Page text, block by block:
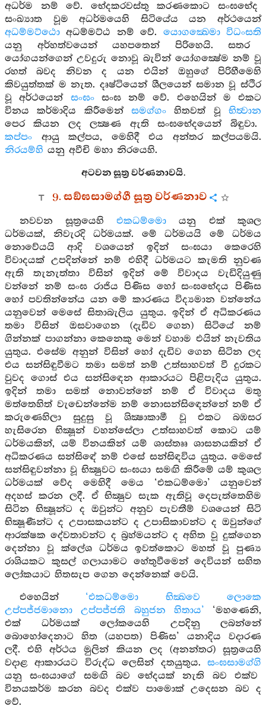
අධර්ම නම් වේ. භේදකරවස්තු කරණකොට සංඝභේද
සංඛ්‍යාත වූම අධර්මයෙහි සිටියේය යන අර්ථයෙන්
අධම්මට්ඨො අධම්මට්ඨ නම් වේ. යොගක්‍ඛෙමා විධංසති
යනු අර්හත්වයෙන් යහපතෙන් පිරිහෙයි. සතර
යෝගයන්ගෙන් උවදුරු නොවූ බැවින් යෝගක්‍ෂේම නම් වූ
රහත් බවද නිවන ද යන එයින් ඔහුගේ පිරිහීමෙහි
කිවයුත්තක් ම නැත. දෘෂ්ටියෙන් ශීලයෙන් සමාන වූ ස්ථිර
වූ අර්ථයෙන් සංඝංසංඝ නම් වේ. එහෙයින් ම එකට
විනය කර්මාදිය කිරීමෙන් සමග්ගං හිතවත් වූ භිත්‍වාන
පෙර කියන ලද ලක්‍ෂණ ඇති සංඝභේදයෙන් බිඳුවා.
කප්පං ආයු කල්පය, මෙහිදී එය අන්තර කල්පයමයි.
නිරයම්හි යනු අවීචි මහා නිරයෙහි.
අටවන සූත්‍ර වර්ණනාවයි.
9. සඞ්ඝසාමග්ගී සූත්‍ර වර්ණනාව
නවවන සූත්‍රයෙහිඑකධම්මො යනු එක් කුශල
ධර්මයක්, නිවැරදි ධර්මයක්. මේ ධර්මයයි මේ ධර්මය
නොවේයයි ආදි වශයෙන් ඉදින් සංඝයා කෙරෙහි
විවාදයක් උපදින්නේ නම් එහිදී ධර්මයට කැමති නුවණ
ඇති තැනැත්තා විසින් ඉදින් මේ විවාදය වැඩිදියුණු
වන්නේ නම් සංඝ රාජිය පිණිස හෝ සංඝභේදය පිණිස
හෝ පවතින්නේය යන මේ කාරණය විද්‍යමාන වන්නේය
යනුවෙන් මෙසේ සිතාබැලිය යුතුය. ඉදින් ඒ අධිකරණය
තමා විසින් ඔසවාගෙන (දැඩිව ගෙන) සිටියේ නම්
ගින්නක් පාගන්නා කෙනෙකු මෙන් වහාම එයින් නැවතිය
යුතුය. එසේම අනුන් විසින් හෝ දැඩිව ගෙන සිටින ලද
එය සන්සිඳුවීමට තමා සමත් නම් උත්සාහවත් වී දුරකට
වුවද ගොස් එය සන්සිඳෙන ආකාරයට පිළිපැදිය යුතුය.
ඉදින් තමා සමත් නොවන්නේ නම් ඒ විවාදය මතු
මත්තෙහිත් වැඩෙන්නේම නම් නොසන්සිඳෙන්නේ නම් ඒ
කරුණෙහිලා සුදුසු වූ ශික්‍ෂාකාමී වූ එකට බඹසර
හැසිරෙන භික්‍ෂූන් වහන්සේලා උත්සාහවත් කොට යම්
ධර්මයකින්, යම් විනයකින් යම් ශාස්තෲ ශාසනයකින් ඒ
අධිකරණය සන්සිඳේ නම් එසේ සන්සිඳවිය යුතුය. මෙසේ
සන්සිඳුවන්නා වූ භික්‍ෂුවට සංඝයා සමඟි කිරීමේ යම් කුශල
ධර්මයක් වේද මෙහිදී මෙය ‘එකධම්මො’ යනුවෙන්
අදහස් කරන ලදී. ඒ භික්‍ෂුව සැක ඇතිවූ දෙපැත්තෙහිම
සිටින භික්‍ෂූන්ට ද ඔවුන්ට අනුව පැවතීම් වශයෙන් සිටි
භික්‍ෂූණීන්ට ද උපාසකයන්ට ද උපාසිකාවන්ට ද ඔවුන්ගේ
ආරක්ෂක දේවතාවන්ට ද බ්‍රහ්මයන්ට ද අහිත වූ දුක්ගෙන
දෙන්නා වූ ක්ලේශ ධර්මය ඉවත්කොට මහත් වූ පුණ්‍ය
රාශියකට කුසල් ගලායාමට හේතුවීමෙන් දෙවියන් සහිත
ලෝකයාට හිතසැප ගෙන දෙන්නෙක් වෙයි.
එහෙයින් ‘එකධම්මො භික්‍ඛවෙ ලොකෙ
උප්පජ්ජමානො උප්පජ්ජති බහුජන හිතාය’ ‘මහණෙනි,
එක් ධර්මයක් ලෝකයෙහි උපදිනු ලබන්නේ
බොහෝදෙනාට හිත (යහපත) පිණිස’ යනාදිය වදාරණ
ලදී. එහි අර්ථය මුලින් කියන ලද (අනන්තර) සූත්‍රයෙහි
වදාළ ආකාරයට විරුද්ධ ලෙසින් දතයුතුය. සංඝසාමග්ගි
යනු සංඝයාගේ සමඟි බව භේදයක් නැති බව එක්ව
විනයකර්ම කරන බවද එක්ව පාමොක් උදෙසන බව ද
වේ.